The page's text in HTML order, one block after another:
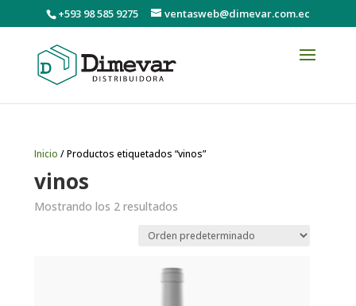
+593 98 585 9275 ventasweb@dimevar.com.ec
Inicio / Productos etiquetados “vinos”
vinos
Mostrando los 2 resultados